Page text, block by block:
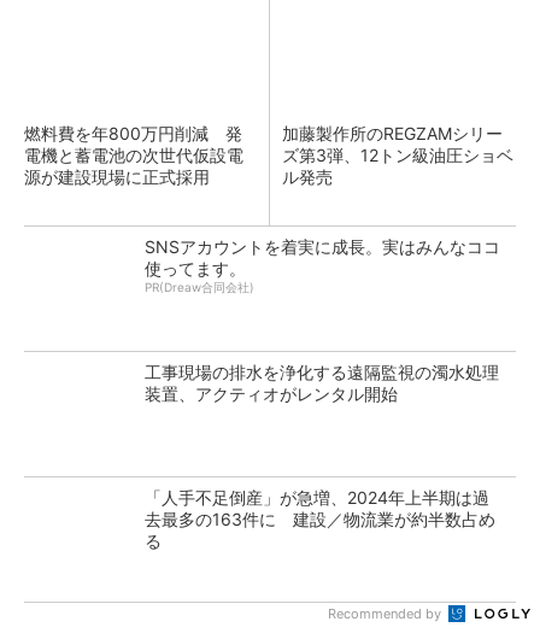
燃料費を年800万円削減 発
電機と蓄電池の次世代仮設電
源が建設現場に正式採用
加藤製作所のREGZAMシリー
ズ第3弾、12トン級油圧ショベ
ル発売
SNSアカウントを着実に成長。実はみんなココ
使ってます。
PR(Dreaw合同会社)
工事現場の排水を浄化する遠隔監視の濁水処理
装置、アクティオがレンタル開始
「人手不足倒産」が急増、2024年上半期は過
去最多の163件に 建設／物流業が約半数占め
る
Recommended by